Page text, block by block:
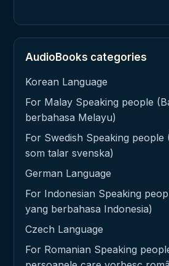
AudioBooks categories
Korean Language
For Malay Speaking people
berbahasa Melayu)
For Swedish Speaking
som talar svenska)
German Language
For Indonesian Speaking
yang berbahasa Indonesia)
Czech Language
For Romanian Speaking